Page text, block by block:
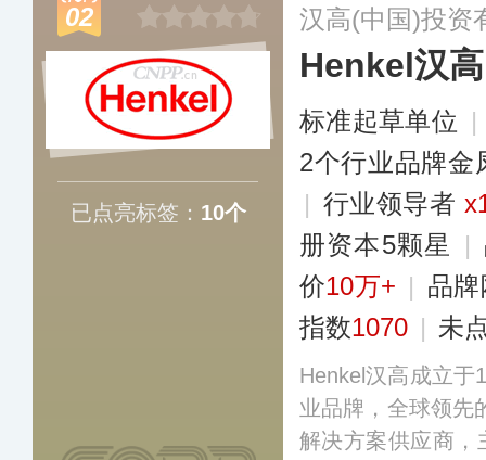
02
已点亮标签： 10个
汉高(中国)投资
Henkel汉高
标准起草单位 |
2个行业品牌金
| 行业领导者
册资本5颗星
|
价10万+ | 品
指数1070 | 未
Henkel汉高成立于
业品牌，全球领先
解决方案供应商，